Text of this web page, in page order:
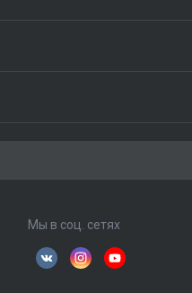
Мы в соц. сетях